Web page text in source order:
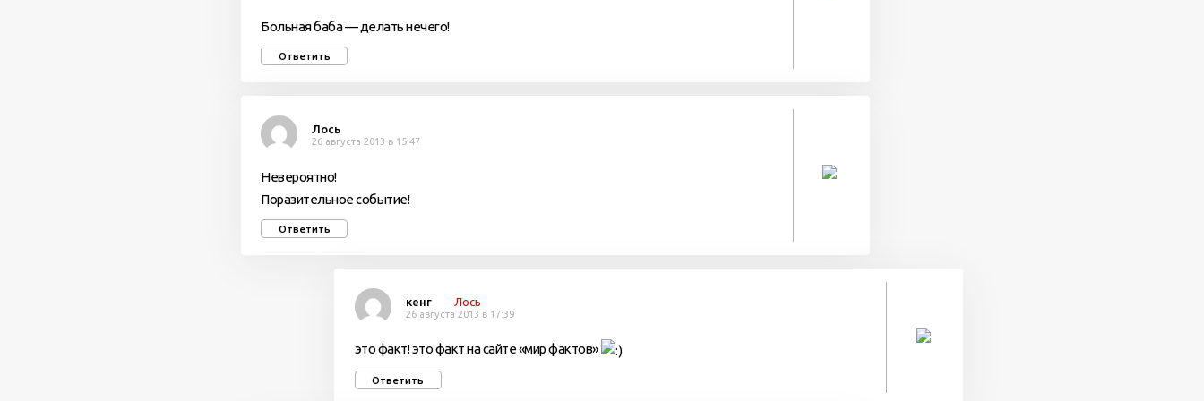
Больная баба — делать нечего!
Ответить
Лось
26 августа 2013 в 15:47
Невероятно!
Поразительное событие!
Ответить
кенг Лось
26 августа 2013 в 17:39
это факт! это факт на сайте «мир фактов»
Ответить